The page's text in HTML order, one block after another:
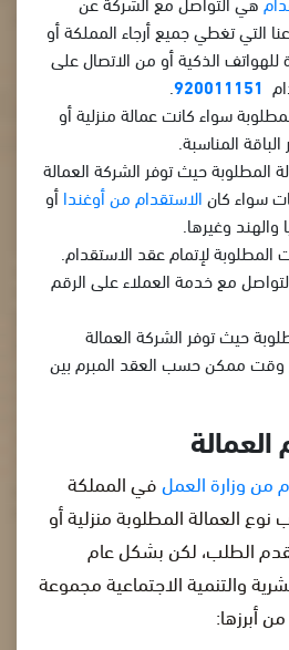
التي تغطي جميع أرجاء المملكة أو
الذكية أو من الاتصال على
920011151
.
سواء كانت عمالة منزلية أو
المناسبة.
المطلوبة حيث توفر الشركة العمالة
سواء كانالاستقدام من أوغنداأو
والهند وغيرها.
المطلوبة لإتمام عقد الاستقدام.
مع خدمة العملاء على الرقم
حيث توفر الشركة العمالة
وقت ممكن حسب العقد المبرم بين
من وزارة العملفي المملكة
العمالة المطلوبة منزلية أو
الطلب، لكن بشكل عام
والتنمية الاجتماعية مجموعة
أبرزها: